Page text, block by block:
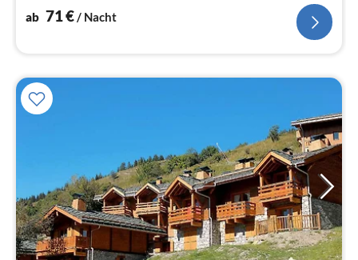
Wohn-/Schlafzimmer(Doppelschlafcouch)
ab 71€/ Nacht